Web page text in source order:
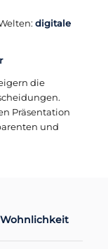
digitale
die
Präsentation
und